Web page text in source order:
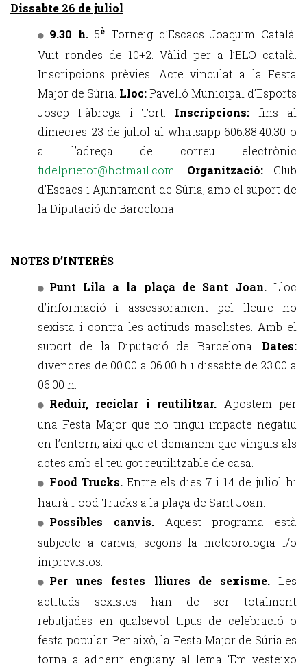
Dissabte 26 de juliol
9.30 h. 5è
Torneig d’Escacs Joaquim Català.
Vuit rondes de 10+2. Vàlid per a l’ELO català.
Inscripcions prèvies. Acte vinculat a la Festa
Major de Súria. Lloc:Pavelló Municipal d’Esports
Josep Fàbrega i Tort. Inscripcions: fins al
dimecres 23 de juliol al whatsapp 606.88.40.30 o
a l’adreça de correu electrònic
fidelprietot@hotmail.com
Organització: Club
d’Escacs i Ajuntament de Súria, amb el suport de
la Diputació de Barcelona.
NOTES D’INTERÈS
Punt Lila a la plaça de Sant Joan. Lloc
d’informació i assessorament pel lleure no
sexista i contra les actituds masclistes. Amb el
suport de la Diputació de Barcelona. Dates:
divendres de 00.00 a 06.00 h i dissabte de 23.00 a
06.00 h.
Reduir, reciclar i reutilitzar. Apostem per
una Festa Major que no tingui impacte negatiu
en l’entorn, així que et demanem que vinguis als
actes amb el teu got reutilitzable de casa.
Food Trucks. Entre els dies 7 i 14 de juliol hi
haurà Food Trucks a la plaça de Sant Joan.
Possibles canvis. Aquest programa està
subjecte a canvis, segons la meteorologia i/o
imprevistos.
Per unes festes lliures de sexisme. Les
actituds sexistes han de ser totalment
rebutjades en qualsevol tipus de celebració o
festa popular. Per això, la Festa Major de Súria es
torna a adherir enguany al lema ‘Em vesteixo